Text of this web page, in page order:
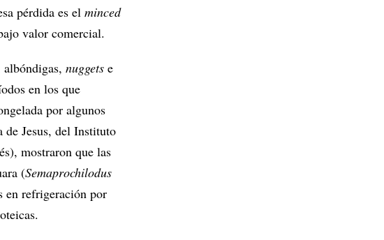
pérdida es el minced
valor comercial.
nuggets e
en los que
por algunos
de Jesus, del Instituto
mostraron que las
(Semaprochilodus
en refrigeración por